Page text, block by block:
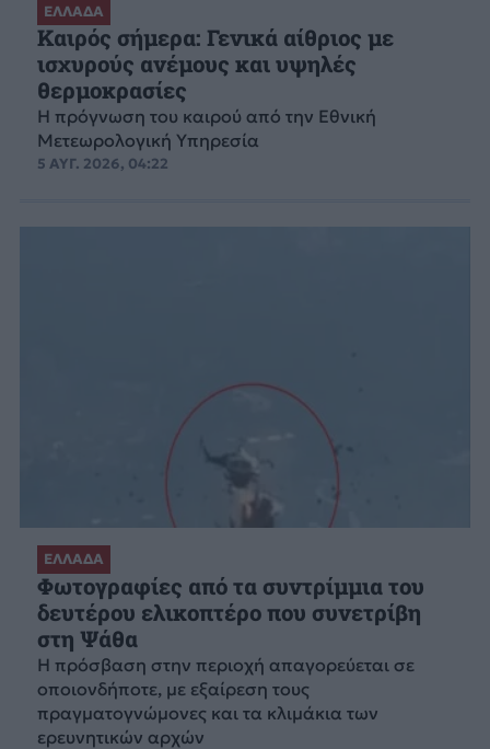
ΕΛΛΑΔΑ
Καιρός σήμερα: Γενικά αίθριος με
ισχυρούς ανέμους και υψηλές
θερμοκρασίες
Η πρόγνωση του καιρού από την Εθνική
Μετεωρολογική Υπηρεσία
5 ΑΥΓ. 2026, 04:22
ΕΛΛΑΔΑ
Φωτογραφίες από τα συντρίμμια του
δευτέρου ελικοπτέρο που συνετρίβη
στη Ψάθα
Η πρόσβαση στην περιοχή απαγορεύεται σε
οποιονδήποτε, με εξαίρεση τους
πραγματογνώμονες και τα κλιμάκια των
ερευνητικών αρχών